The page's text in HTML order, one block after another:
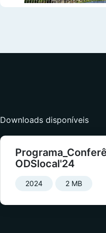
Downloads disponíveis
ODSlocal'24
2024 2 MB